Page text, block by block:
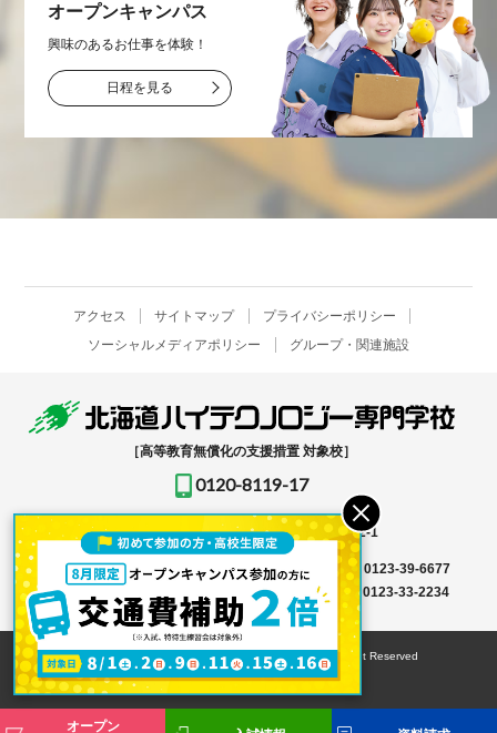
オープンキャンパス
興味のあるお仕事を体験！
日程を見る
アクセス サイトマップ
プライバシーポリシー
ソーシャルメディアポリシー
グループ・関連施設
［高等教育無償化の支援措置 対象校］
0120-8119-17
〒061-1396北海道恵庭市恵み野北2-12-1
入学事務局はこちら → TEL0123-39-6666
FAX 0123-39-6677
その他はこちら →
0123-36-8119FAX 0123-33-2234
© HOKKAIDO HIGH-TECHNOLOGY COLLEGE All Right Reserved
オープン